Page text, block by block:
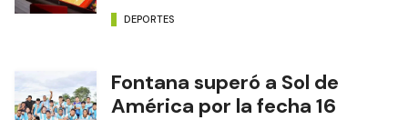
DEPORTES
Fontana superó a Sol de
América por la fecha 16